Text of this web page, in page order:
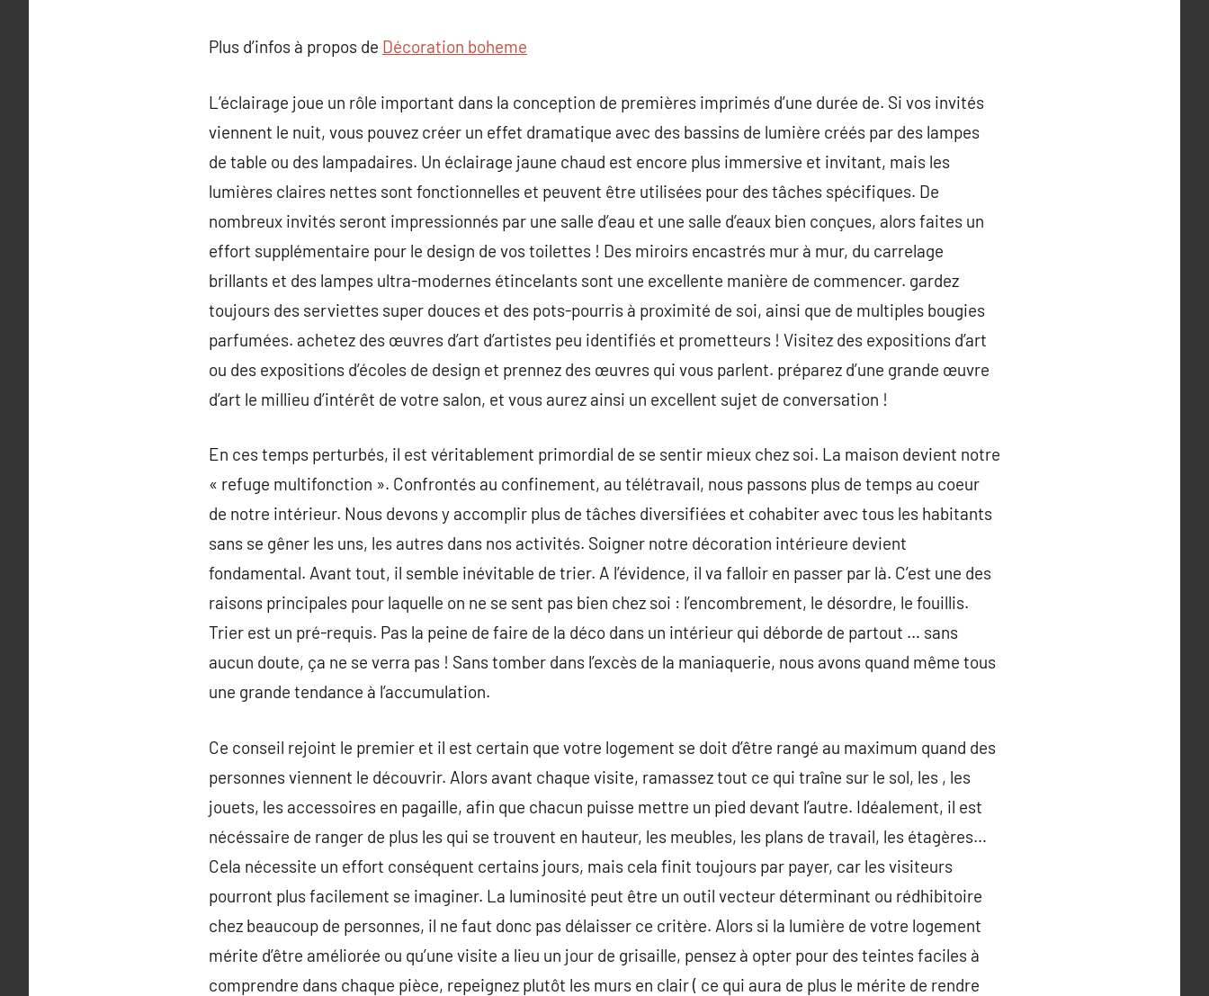
Plus d’infos à propos de Décoration boheme
L’éclairage joue un rôle important dans la conception de premières imprimés d’une durée de. Si vos invités
viennent le nuit, vous pouvez créer un effet dramatique avec des bassins de lumière créés par des lampes
de table ou des lampadaires. Un éclairage jaune chaud est encore plus immersive et invitant, mais les
lumières claires nettes sont fonctionnelles et peuvent être utilisées pour des tâches spécifiques. De
nombreux invités seront impressionnés par une salle d’eau et une salle d’eaux bien conçues, alors faites un
effort supplémentaire pour le design de vos toilettes ! Des miroirs encastrés mur à mur, du carrelage
brillants et des lampes ultra-modernes étincelants sont une excellente manière de commencer. gardez
toujours des serviettes super douces et des pots-pourris à proximité de soi, ainsi que de multiples bougies
parfumées. achetez des œuvres d’art d’artistes peu identifiés et prometteurs ! Visitez des expositions d’art
ou des expositions d’écoles de design et prennez des œuvres qui vous parlent. préparez d’une grande œuvre
d’art le millieu d’intérêt de votre salon, et vous aurez ainsi un excellent sujet de conversation !
En ces temps perturbés, il est véritablement primordial de se sentir mieux chez soi. La maison devient notre
« refuge multifonction ». Confrontés au confinement, au télétravail, nous passons plus de temps au coeur
de notre intérieur. Nous devons y accomplir plus de tâches diversifiées et cohabiter avec tous les habitants
sans se gêner les uns, les autres dans nos activités. Soigner notre décoration intérieure devient
fondamental. Avant tout, il semble inévitable de trier. A l’évidence, il va falloir en passer par là. C’est une des
raisons principales pour laquelle on ne se sent pas bien chez soi : l’encombrement, le désordre, le fouillis.
Trier est un pré-requis. Pas la peine de faire de la déco dans un intérieur qui déborde de partout … sans
aucun doute, ça ne se verra pas ! Sans tomber dans l’excès de la maniaquerie, nous avons quand même tous
une grande tendance à l’accumulation.
Ce conseil rejoint le premier et il est certain que votre logement se doit d’être rangé au maximum quand des
personnes viennent le découvrir. Alors avant chaque visite, ramassez tout ce qui traîne sur le sol, les , les
jouets, les accessoires en pagaille, afin que chacun puisse mettre un pied devant l’autre. Idéalement, il est
nécéssaire de ranger de plus les qui se trouvent en hauteur, les meubles, les plans de travail, les étagères…
Cela nécessite un effort conséquent certains jours, mais cela finit toujours par payer, car les visiteurs
pourront plus facilement se imaginer. La luminosité peut être un outil vecteur déterminant ou rédhibitoire
chez beaucoup de personnes, il ne faut donc pas délaisser ce critère. Alors si la lumière de votre logement
mérite d’être améliorée ou qu’une visite a lieu un jour de grisaille, pensez à opter pour des teintes faciles à
comprendre dans chaque pièce, repeignez plutôt les murs en clair ( ce qui aura de plus le mérite de rendre